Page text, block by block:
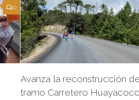
0
Avanza la reconstrucción
tramo Carretero